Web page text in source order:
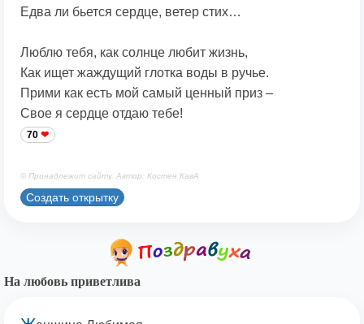
Едва ли бьется сердце, ветер стих…
Люблю тебя, как солнце любит жизнь,
Как ищет жаждущий глотка воды в ручье.
Прими как есть мой самый ценный приз –
Свое я сердце отдаю тебе!
70
© Принадлежит сайту. Автор: Костен КавА
Создать открытку
На любовь приветлива